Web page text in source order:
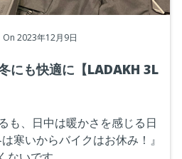
On 2023年12月9日
にも快適に【LADAKH 3L
も、日中は暖かさを感じる日
寒いからバイクはお休み！』